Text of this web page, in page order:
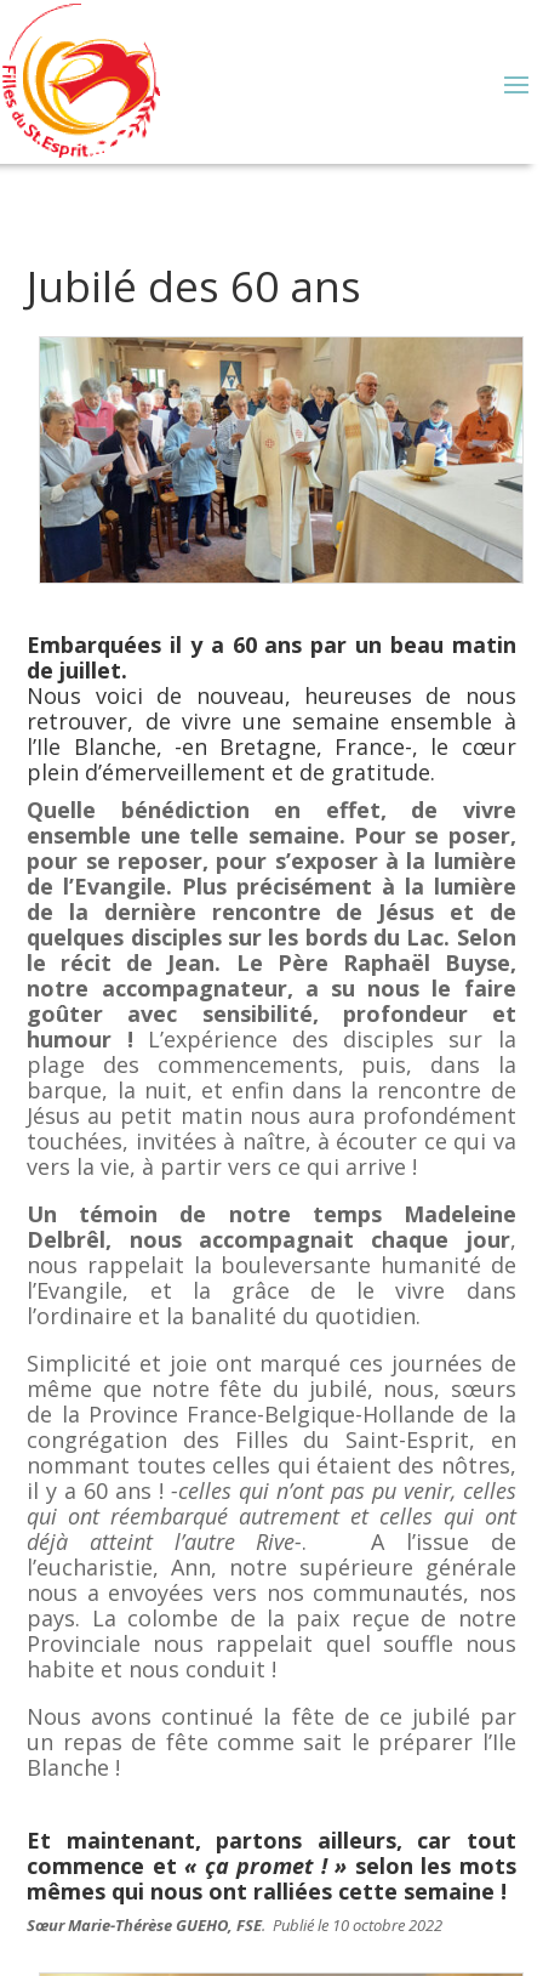
Jubilé des 60 ans
Embarquées il y a 60 ans par un beau matin
de juillet.
Nous voici de nouveau, heureuses de nous
retrouver, de vivre une semaine ensemble à
l’Ile Blanche, -en Bretagne, France-, le cœur
plein d’émerveillement et de gratitude.
Quelle bénédiction en effet, de vivre
ensemble une telle semaine. Pour se poser,
pour se reposer, pour s’exposer à la lumière
de l’Evangile. Plus précisément à la lumière
de la dernière rencontre de Jésus et de
quelques disciples sur les bords du Lac. Selon
le récit de Jean. Le Père Raphaël Buyse,
notre accompagnateur, a su nous le faire
goûter avec sensibilité, profondeur et
humour ! L’expérience des disciples sur la
plage des commencements, puis, dans la
barque, la nuit, et enfin dans la rencontre de
Jésus au petit matin nous aura profondément
touchées, invitées à naître, à écouter ce qui va
vers la vie, à partir vers ce qui arrive !
Un témoin de notre temps Madeleine
Delbrêl, nous accompagnait chaque jour,
nous rappelait la bouleversante humanité de
l’Evangile, et la grâce de le vivre dans
l’ordinaire et la banalité du quotidien.
Simplicité et joie ont marqué ces journées de
même que notre fête du jubilé, nous, sœurs
de la Province France-Belgique-Hollande de la
congrégation des Filles du Saint-Esprit, en
nommant toutes celles qui étaient des nôtres,
il y a 60 ans ! -celles qui n’ont pas pu venir, celles
qui ont réembarqué autrement et celles qui ont
déjà atteint l’autre Rive-. A l’issue de
l’eucharistie, Ann, notre supérieure générale
nous a envoyées vers nos communautés, nos
pays. La colombe de la paix reçue de notre
Provinciale nous rappelait quel souffle nous
habite et nous conduit !
Nous avons continué la fête de ce jubilé par
un repas de fête comme sait le préparer l’Ile
Blanche !
Et maintenant, partons ailleurs, car tout
commence et« ça promet ! » selon les mots
mêmes qui nous ont ralliées cette semaine !
Sœur Marie-Thérèse GUEHO, FSE. Publié le 10 octobre 2022